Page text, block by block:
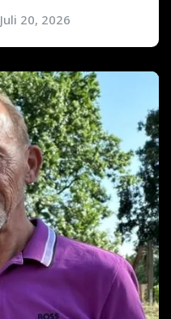
Juli 20, 2026